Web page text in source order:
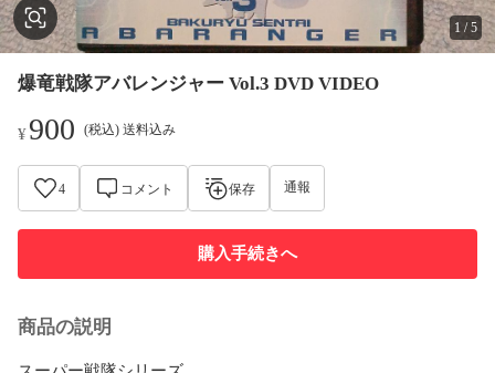
1 /5
爆竜戦隊アバレンジャー Vol.3 DVD VIDEO
¥900 (税込) 送料込み
4 コメント 保存 通報
購入手続きへ
商品の説明